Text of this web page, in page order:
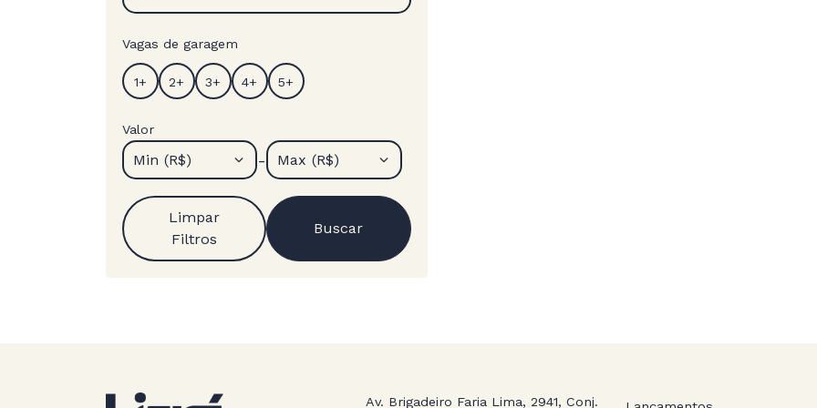
Vagas de garagem
Valor
Min (R$) - Max (R$)
Limpar
Filtros
Buscar
Av. Brigadeiro Faria Lima, 2941, Conj.